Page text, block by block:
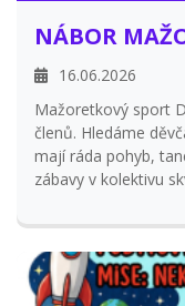
NÁBOR
16.06.2026
Mažoretkový sport
členů. Hledáme
mají ráda pohyb,
zábavy v kolektivu
Čekají vás
soustředění i
Nabíráme nové